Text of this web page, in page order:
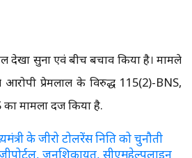
देखा सुना एवं बीच बचाव किया है। मामले
प्रेमलाल के विरुद्ध 115(2)-BNS,
मामला दर्ज किया है.
के जीरो टोलरेंस निति को चुनौती
जनशिकायत, सीएमहेल्पलाइन